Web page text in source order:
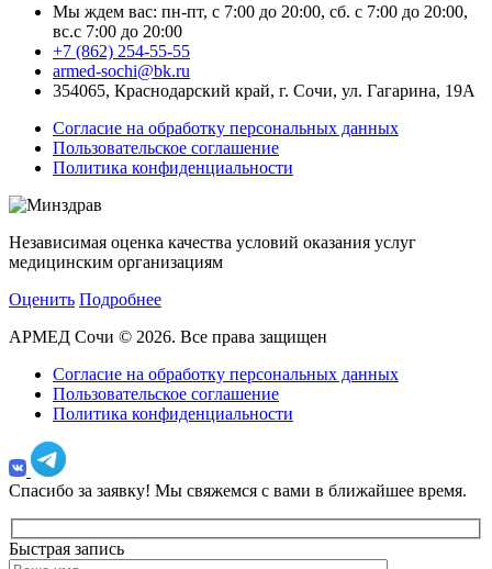
Мы ждем вас: пн-пт, с 7:00 до 20:00, сб. с 7:00 до 20:00,
вс.с 7:00 до 20:00
+7 (862) 254-55-55
armed-sochi@bk.ru
354065, Краснодарский край, г. Сочи, ул. Гагарина, 19А
Согласие на обработку персональных данных
Пользовательское соглашение
Политика конфиденциальности
Независимая оценка качества условий оказания услуг
медицинским организациям
Оценить Подробнее
АРМЕД Сочи © 2026. Все права защищен
Согласие на обработку персональных данных
Пользовательское соглашение
Политика конфиденциальности
Спасибо за заявку! Мы свяжемся с вами в ближайшее время.
Быстрая запись